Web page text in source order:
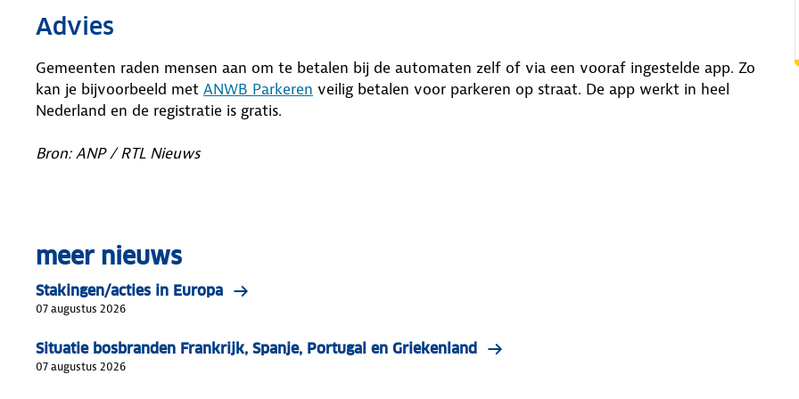
Advies
Gemeenten raden mensen aan om te betalen bij de automaten zelf of via een vooraf ingestelde app. Zo
kan je bijvoorbeeld met ANWB Parkeren veilig betalen voor parkeren op straat. De app werkt in heel
Nederland en de registratie is gratis.
Bron: ANP / RTL Nieuws
meer nieuws
Stakingen/acties in Europa
07 augustus 2026
Situatie bosbranden Frankrijk, Spanje, Portugal en Griekenland
07 augustus 2026